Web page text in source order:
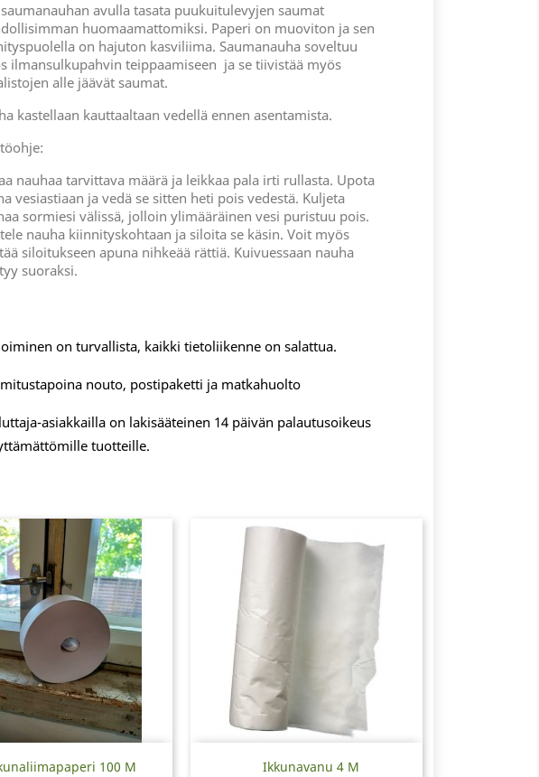
avulla tasata puukuitulevyjen saumat
huomaamattomiksi. Paperi on muoviton ja sen
on hajuton kasviliima. Saumanauha soveltuu
ilmansulkupahvin teippaamiseen ja se tiivistää myös
alle jäävät saumat.
kastellaan kauttaaltaan vedellä ennen asentamista.
nauhaa tarvittava määrä ja leikkaa pala irti rullasta. Upota
vesiastiaan ja vedä se sitten heti pois vedestä. Kuljeta
sormiesi välissä, jolloin ylimääräinen vesi puristuu pois.
nauha kiinnityskohtaan ja siloita se käsin. Voit myös
siloitukseen apuna nihkeää rättiä. Kuivuessaan nauha
suoraksi.
on turvallista, kaikki tietoliikenne on salattua.
nouto, postipaketti ja matkahuolto
asiakkailla on lakisääteinen 14 päivän palautusoikeus
tuotteille.
100 M
Pikakatselu Ikkunavanu 4 M
Pikakatselu